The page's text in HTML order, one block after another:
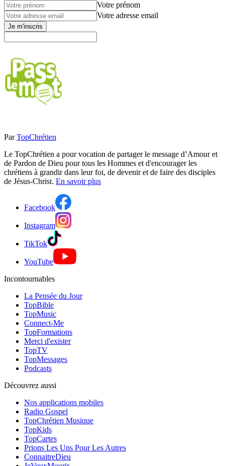
Votre prénom
Votre adresse email
Je m'inscris
Par TopChrétien
Le TopChrétien a pour vocation de partager le message d’Amour et
de Pardon de Dieu pour tous les Hommes et d'encourager les
chrétiens à grandir dans leur foi, de devenir et de faire des disciples
de Jésus-Christ. En savoir plus
Facebook
Instagram
TikTok
YouTube
Incontournables
La Pensée du Jour
TopBible
TopMusic
Connect-Me
TopFormations
Merci d'exister
TopTV
TopMessages
Podcasts
Découvrez aussi
Nos applications mobiles
Radio Gospel
TopChrétien Musique
TopKids
TopCartes
Prions Les Uns Pour Les Autres
ConnaitreDieu